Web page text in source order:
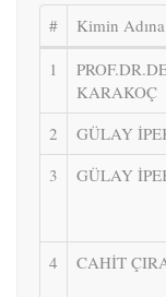
# Kimin Adına
1
KARAKOÇ
2 GÜLAY
3
GÜLAY
4 CAHİT